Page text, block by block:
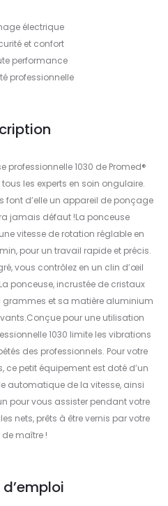
électrique
et confort
performance
professionnelle
professionnelle 1030 de Promed®
les experts en soin ongulaire.
font d’elle un appareil de ponçage
jamais défaut !La ponceuse
vitesse de rotation réglable en
pour un travail rapide et précis.
vous contrôlez en un clin d’œil
ponceuse, incrustée de cristaux
grammes et sa matière aluminium
pour une utilisation
1030 limite les vibrations
des professionnels. Pour votre
ce petit équipement est doté d’un
automatique de la vitesse, ainsi
pour vous assister pendant votre
nets, prêts à être vernis par votre
maître !